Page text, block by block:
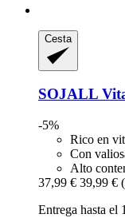
Cesta
SOJALL
-5%
Rico en
Con
Alto
37,99 € 39,99 €
Entrega hasta el